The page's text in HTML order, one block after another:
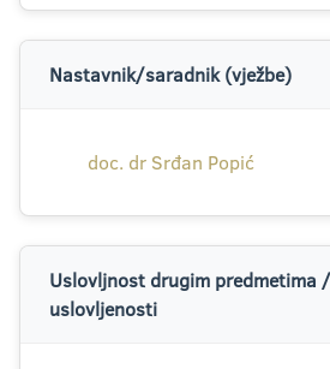
Nastavnik/saradnik (vježbe)
doc. dr Srđan Popić
Uslovljnost drugim predmetima
uslovljenosti